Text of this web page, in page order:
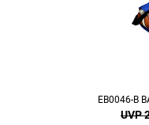
EB0046-B
UVP